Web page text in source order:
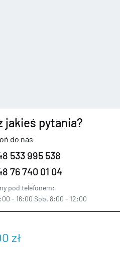
jakieś pytania?
do nas
533 995 538
76 740 01 04
pod telefonem:
- 16:00 Sob. 8:00 - 12:00
zł